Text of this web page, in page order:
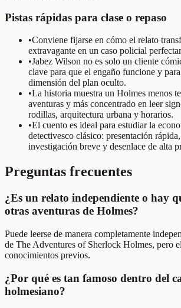
Pistas rápidas para clase o repaso
•Conviene fijarse en cómo el relato
extravagante en un caso policial
•Jabez Wilson no es solo un cliente
clave para que el engaño funcione y
dimensión del plan oculto.
•La historia muestra un Holmes menos
aventuras y más concentrado en leer
rodillas, arquitectura urbana y horarios.
•El cuento es ideal para estudiar la
detectivesco clásico: presentación
investigación breve y desenlace de alta
Preguntas frecuentes
¿Es un relato independiente o hay
otras aventuras de Holmes?
Puede leerse de manera completamente
de The Adventures of Sherlock Holmes, pero
conocimientos previos.
¿Por qué es tan famoso dentro del
holmesiano?